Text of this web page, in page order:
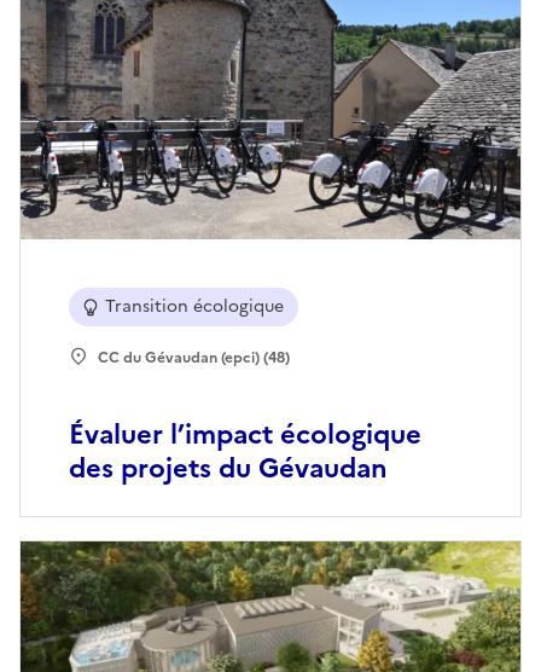
Évaluer l’impact écologique
des projets du Gévaudan
Transition écologique
CC du Gévaudan (epci) (48)